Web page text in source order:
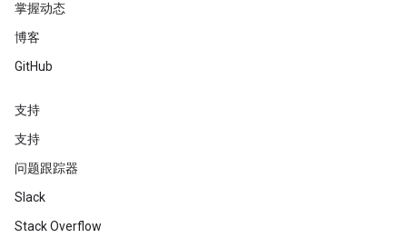
掌握动态
博客
GitHub
支持
支持
问题跟踪器
Slack
Stack Overflow